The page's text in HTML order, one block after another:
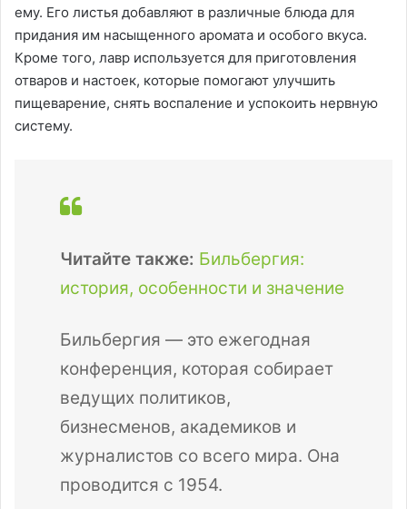
ему. Его листья добавляют в различные блюда для
придания им насыщенного аромата и особого вкуса.
Кроме того, лавр используется для приготовления
отваров и настоек, которые помогают улучшить
пищеварение, снять воспаление и успокоить нервную
систему.
Читайте также: Бильбергия:
история, особенности и значение
Бильбергия — это ежегодная
конференция, которая собирает
ведущих политиков,
бизнесменов, академиков и
журналистов со всего мира. Она
проводится с 1954.